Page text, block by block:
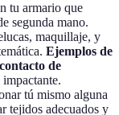
tu armario que
segunda mano.
maquillaje, y
Ejemplos de
de
tú mismo alguna
tejidos adecuados y